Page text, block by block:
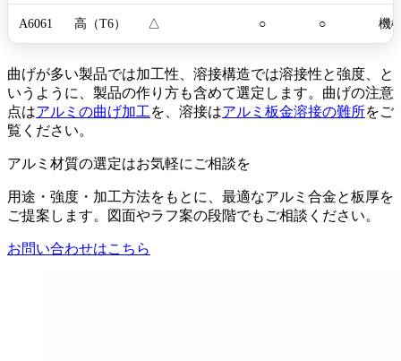
A6061 高（T6） △ ○ ○ 機
曲げが多い製品では加工性、溶接構造では溶接性と強度、と
いうように、製品の作り方も含めて選定します。曲げの注意
点はアルミの曲げ加工を、溶接はアルミ板金溶接の難所をご
覧ください。
アルミ材質の選定はお気軽にご相談を
用途・強度・加工方法をもとに、最適なアルミ合金と板厚を
ご提案します。図面やラフ案の段階でもご相談ください。
お問い合わせはこちら